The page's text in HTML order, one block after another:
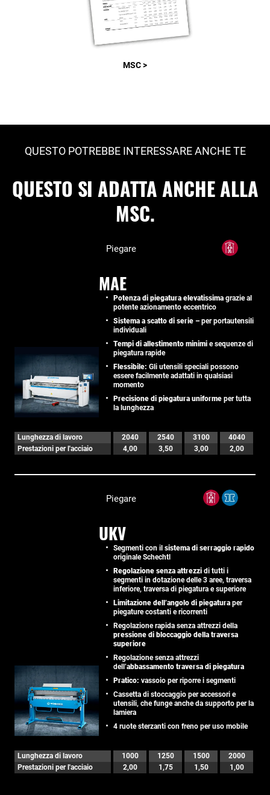
MSC >
QUESTO POTREBBE INTERESSARE ANCHE TE
QUESTO SI ADATTA ANCHE ALLA
MSC.
Piegare
MAE
Potenza di piegatura elevatissima grazie al
potente azionamento eccentrico
Sistema a scatto di serie – per portautensili
individuali
Tempi di allestimento minimi e sequenze di
piegatura rapide
Flessibile: Gli utensili speciali possono
essere facilmente adattati in qualsiasi
momento
Precisione di piegatura uniforme per tutta
la lunghezza
Lunghezza di lavoro 2040 2540 3100
4040
Prestazioni per l'acciaio
4,00 3,50 3,00 2,00
Piegare
UKV
Segmenti con il sistema di serraggio rapido
originale Schechtl
Regolazione senza attrezzi di tutti i
segmenti in dotazione delle 3 aree, traversa
inferiore, traversa di piegatura e superiore
Limitazione dell’angolo di piegatura per
piegature costanti e ricorrenti
Regolazione rapida senza attrezzi della
pressione di bloccaggio della traversa
superiore
Regolazione senza attrezzi
dell’abbassamento traversa di piegatura
Pratico: vassoio per riporre i segmenti
Cassetta di stoccaggio per accessori e
utensili, che funge anche da supporto per la
lamiera
4 ruote sterzanti con freno per uso mobile
Lunghezza di lavoro 1000 1250 1500
2000
Prestazioni per l'acciaio
2,00 1,75 1,50 1,00